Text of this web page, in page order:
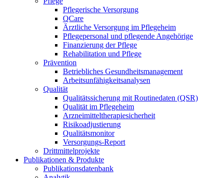
Pflegerische Versorgung
QCare
Ärztliche Versorgung im Pflegeheim
Pflegepersonal und pflegende Angehörige
Finanzierung der Pflege
Rehabilitation und Pflege
Prävention
Betriebliches Gesundheitsmanagement
Arbeitsunfähigkeitsanalysen
Qualität
Qualitätssicherung mit Routinedaten (QSR)
Qualität im Pflegeheim
Arzneimitteltherapiesicherheit
Risikoadjustierung
Qualitätsmonitor
Versorgungs-Report
Drittmittelprojekte
Publikationen & Produkte
Publikationsdatenbank